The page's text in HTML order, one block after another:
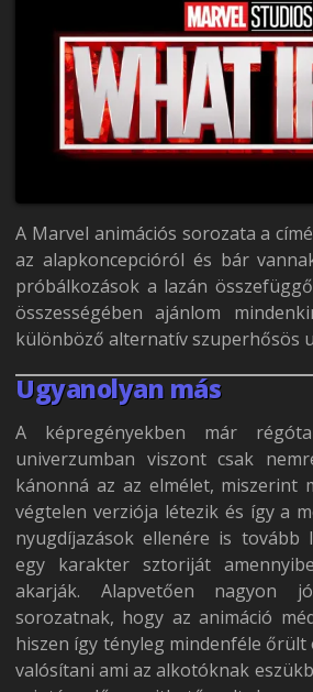
A Marvel animációs sorozata a
az alapkoncepcióról és bár
próbálkozások a lazán
összességében ajánlom
különböző alternatív szuperhősös
Ugyanolyan más
A képregényekben már
univerzumban viszont csak
kánonná az az elmélet, miszerint
végtelen verziója létezik és így a
nyugdíjazások ellenére is tovább
egy karakter sztoriját
akarják. Alapvetően nagyon
sorozatnak, hogy az animáció
hiszen így tényleg mindenféle
valósítani ami az alkotóknak